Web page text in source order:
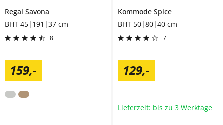
Regal Savona
BHT 45|191|37 cm
8
159,-
Kommode Spice
BHT 50|80|40 cm
7
129,-
Lieferzeit: bis zu 3 Werktage